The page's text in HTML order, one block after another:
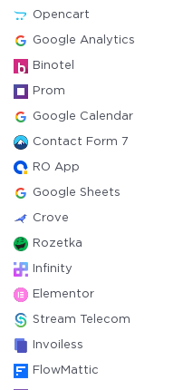
Opencart
Google Analytics
Binotel
Prom
Google Calendar
Contact Form 7
RO App
Google Sheets
Crove
Rozetka
Infinity
Elementor
Stream Telecom
Invoiless
FlowMattic